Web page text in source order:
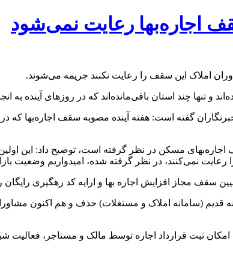
اجاره‌بها رعایت نمی‌شود
تنها چند استان باقی‌مانده‌اند که در روز‌های آینده به
گفته است: هفته آینده مصوبه سقف
مسکن در نظر گرفته است، توضیح داد: این
نمی‌کنند، در نظر گرفته شده، امیدواریم وضعیت
سقف مجاز افزایش اجاره بها و ارایه کد رهگیری
به سامانه قدیم (سامانه املاک و مستغلات) حذف و هم اکنون
امکان ثبت قرارداد اجاره توسط مالک و مستاجر،